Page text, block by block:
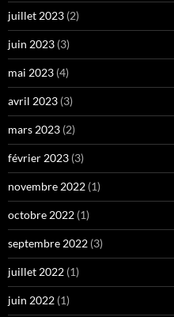
juillet 2023 (2)
juin 2023 (3)
mai 2023 (4)
avril 2023 (3)
mars 2023 (2)
février 2023 (3)
novembre 2022 (1)
octobre 2022 (1)
septembre 2022 (3)
juillet 2022 (1)
juin 2022 (1)